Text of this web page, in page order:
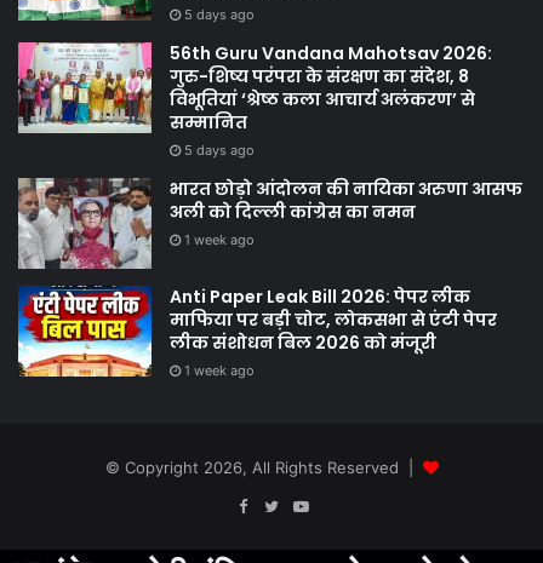
5 days ago
56th Guru Vandana Mahotsav 2026:
गुरु-शिष्य परंपरा के संरक्षण का संदेश, 8
विभूतियां ‘श्रेष्ठ कला आचार्य अलंकरण’ से
सम्मानित
5 days ago
भारत छोड़ो आंदोलन की नायिका अरुणा आसफ
अली को दिल्ली कांग्रेस का नमन
1 week ago
Anti Paper Leak Bill 2026: पेपर लीक
माफिया पर बड़ी चोट, लोकसभा से एंटी पेपर
लीक संशोधन बिल 2026 को मंजूरी
1 week ago
© Copyright 2026, All Rights Reserved |
Facebook
TwitterYouTube